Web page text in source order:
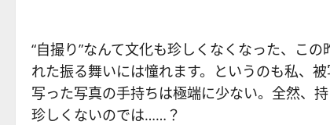
“自撮り”なんて文化も珍しくなくなった、こ
れた振る舞いには憧れます。というのも私、
写った写真の手持ちは極端に少ない。全然、
珍しくないのでは……？